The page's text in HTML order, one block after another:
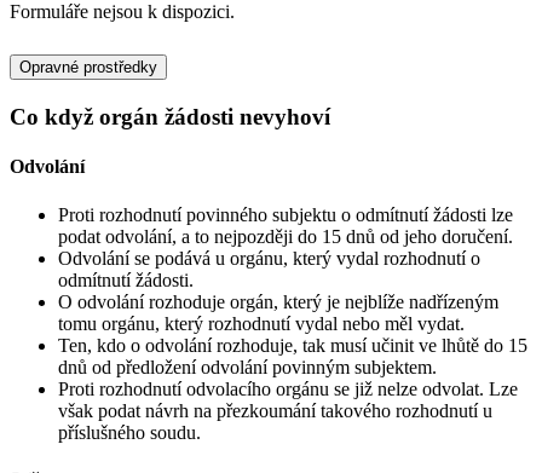
Formuláře nejsou k dispozici.
Opravné prostředky
Co když orgán žádosti nevyhoví
Odvolání
Proti rozhodnutí povinného subjektu o odmítnutí žádosti lze
podat odvolání, a to nejpozději do 15 dnů od jeho doručení.
Odvolání se podává u orgánu, který vydal rozhodnutí o
odmítnutí žádosti.
O odvolání rozhoduje orgán, který je nejblíže nadřízeným
tomu orgánu, který rozhodnutí vydal nebo měl vydat.
Ten, kdo o odvolání rozhoduje, tak musí učinit ve lhůtě do 15
dnů od předložení odvolání povinným subjektem.
Proti rozhodnutí odvolacího orgánu se již nelze odvolat. Lze
však podat návrh na přezkoumání takového rozhodnutí u
příslušného soudu.